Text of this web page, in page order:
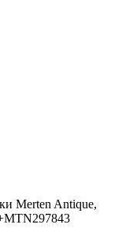
Merten Antique,